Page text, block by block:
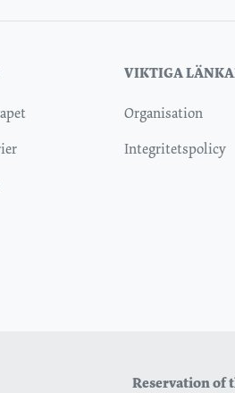
VIKTIGA
Organisation
Integritetspolicy
Reservation of